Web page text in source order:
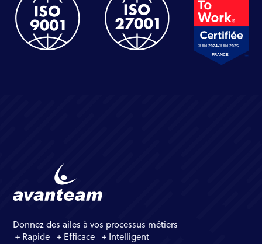
Donnez des ailes à vos processus métiers
+ Rapide + Efficace + Intelligent